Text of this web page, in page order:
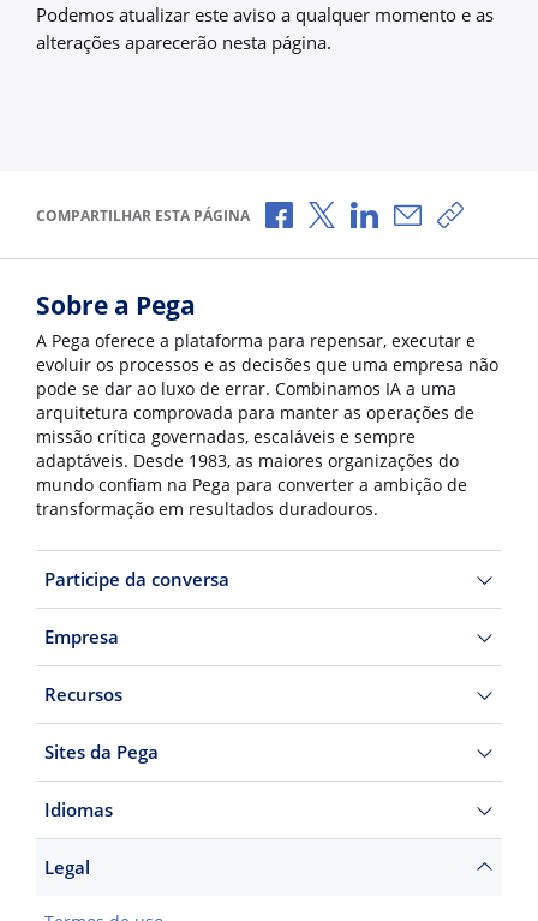
Podemos atualizar este aviso a qualquer momento e as
alterações aparecerão nesta página.
COMPARTILHAR ESTA PÁGINA Compartilhar no Facebook
Compartilhar no X
Compartilhar no
Compartilhar
Copiar
Sobre a Pega
A Pega oferece a plataforma para repensar, executar e
evoluir os processos e as decisões que uma empresa não
pode se dar ao luxo de errar. Combinamos IA a uma
arquitetura comprovada para manter as operações de
missão crítica governadas, escaláveis e sempre
adaptáveis. Desde 1983, as maiores organizações do
mundo confiam na Pega para converter a ambição de
transformação em resultados duradouros.
Participe da conversa
Empresa
Recursos
Sites da Pega
Idiomas
Legal